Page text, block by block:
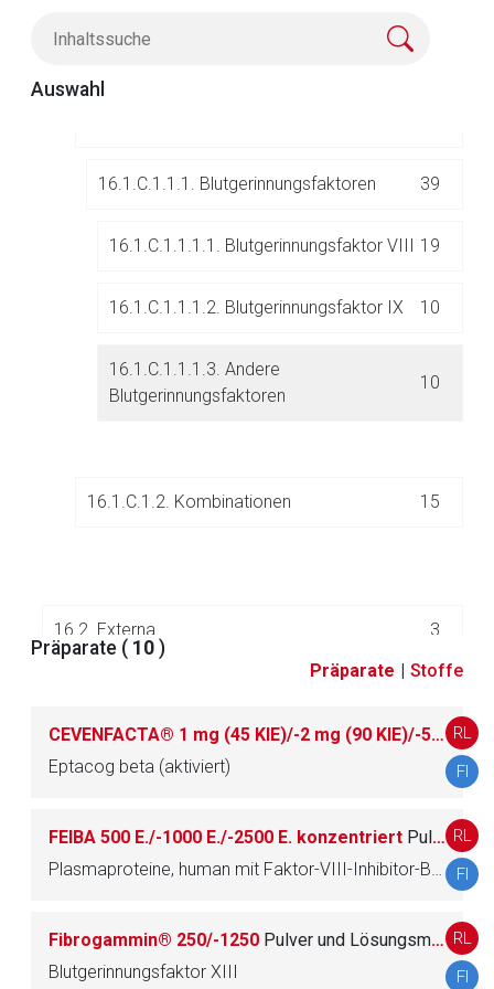
Auswahl
16.1.C.1.1.1. Blutgerinnungsfaktoren 39
16.1.C.1.1.1.1. Blutgerinnungsfaktor VIII 19
16.1.C.1.1.1.2. Blutgerinnungsfaktor IX 10
16.1.C.1.1.1.3. Andere
Blutgerinnungsfaktoren
10
16.1.C.1.2. Kombinationen 15
16.2. Externa 3
18. Antihypoglykämika
19. Antihypotonika und Mittel zur Schocktherapie26
21. Antimykotika
Präparate ( 10 )
Präparate | Stoffe
CEVENFACTA® 1 mg (45 KIE)/-2 mg (90 KIE)/-5 mg (225 KIE) Pulver und Lösungsmittel zur Herstellung einer Injektionslösung
Eptacog beta (aktiviert)
RL
FI
FEIBA 500 E./-1000 E./-2500 E. konzentriert Pulver und Lösungsmittel zur Herstellung einer Infusionslösung
Plasmaproteine, human mit Faktor-VIII-Inhibitor-Bypass-Aktivität
RL
FI
Fibrogammin® 250/-1250 Pulver und Lösungsmittel zur Herstellung einer Injektions-/Infusionslösung
Blutgerinnungsfaktor XIII
RL
FI
Seite. Für die Inhalte der externen Web-Seite ist deren
Betreiber verantwortlich. Ebenso gelten dort ggf. andere
Zurück zur rote-liste.de Zur Seite